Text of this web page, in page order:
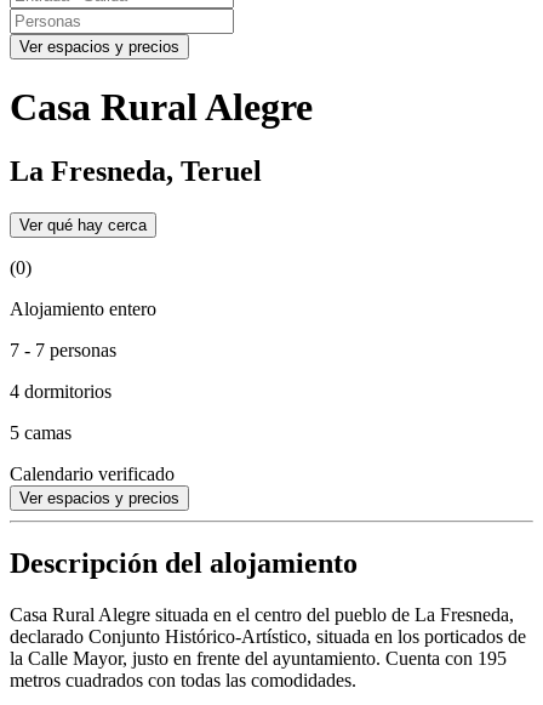
Ver espacios y precios
Casa Rural Alegre
La Fresneda, Teruel
Ver qué hay cerca
(0)
Alojamiento entero
7 - 7 personas
4 dormitorios
5 camas
Calendario verificado
Ver espacios y precios
Descripción del alojamiento
Casa Rural Alegre situada en el centro del pueblo de La Fresneda,
declarado Conjunto Histórico-Artístico, situada en los porticados de
la Calle Mayor, justo en frente del ayuntamiento. Cuenta con 195
metros cuadrados con todas las comodidades.